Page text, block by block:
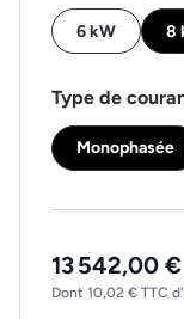
6 kW 8
Type de
Monophasée
13 542,00 €
Dont 10,02 € TTC